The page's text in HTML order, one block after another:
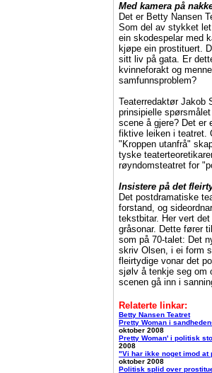
Med kamera på
Det er Betty Nansen
Som del av stykket
ein skodespelar med
kjøpe ein prostituert.
sitt liv på gata. Er
kvinneforakt og
samfunnsproblem?
Teaterredaktør Jakob
prinsipielle
scene å gjere? Det er
fiktive leiken i teatret.
"Kroppen utanfrå"
tyske
røyndomsteatret for
Insistere på det
Det postdramatiske
forstand, og
tekstbitar. Her vert
gråsonar. Dette fører
som på 70-talet: Det
skriv Olsen, i ei form
fleirtydige vonar det
sjølv å tenkje seg om
scenen gå inn i
Relaterte linkar:
Betty Nansen Teatret
Pretty Woman i
oktober 2008
Pretty Woman' i politisk
2008
"Vi har ikke noget imod at
oktober 2008
Politisk splid over